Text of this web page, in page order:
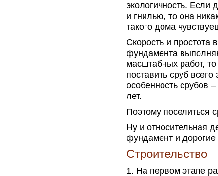
экологичность. Если
и гнилью, то она
такого дома
Скорость и простота
фундамента
масштабных работ,
поставить сруб
особенность срубов
лет.
Поэтому поселиться
Ну и относительная
фундамент и
Строительство
На первом этапе